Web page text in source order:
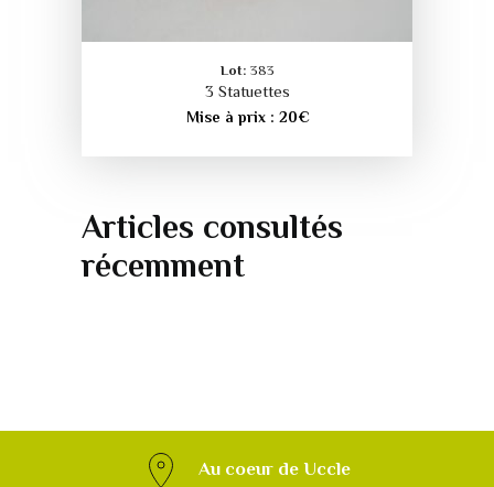
Lot: 383
3 Statuettes
Mise à prix : 20€
Articles consultés
récemment
Au coeur de Uccle